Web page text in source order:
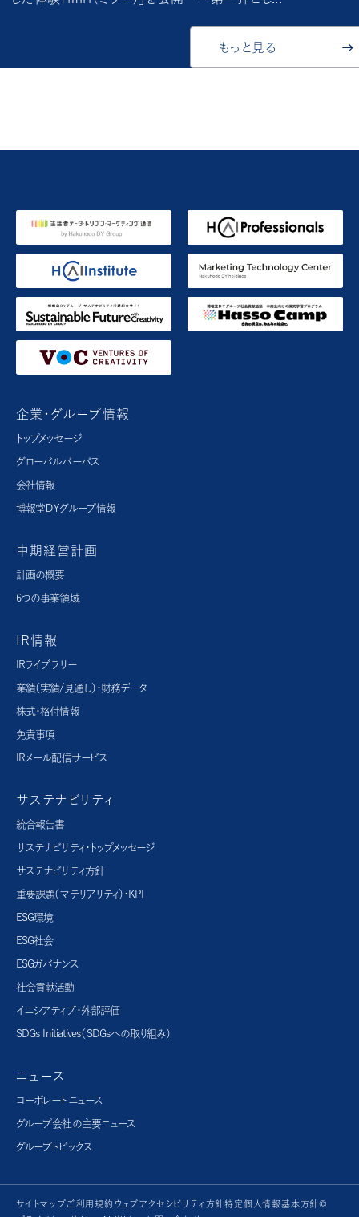
もっと見る
企業・グループ情報
トップメッセージ
グローバルパーパス​
会社情報
博報堂ＤＹグループ情報
中期経営計画
計画の概要
6つの事業領域
IR情報
IRライブラリー
業績（実績/見通し）・財務データ
株式・格付情報
免責事項
IRメール配信サービス
サステナビリティ
統合報告書
サステナビリティ・トップメッセージ
サステナビリティ方針
重要課題（マテリアリティ）・KPI
ESG環境
ESG社会
ESGガバナンス
社会貢献活動
イニシアティブ・外部評価
SDGs Initiatives（SDGsへの取り組み）
ニュース
コーポレートニュース
グループ会社の主要ニュース
グループトピックス
サイトマップご利用規約 ウェブアクセシビリティ方針特定個人情報基本方針©